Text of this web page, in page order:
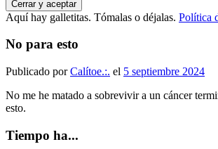
Aquí hay galletitas. Tómalas o déjalas. Política
No para esto
Publicado porCalítoe.:. el 5 septiembre 2024
No me he matado a sobrevivir a un cáncer
esto.
Tiempo ha...